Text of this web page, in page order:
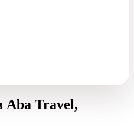
Aba Travel,